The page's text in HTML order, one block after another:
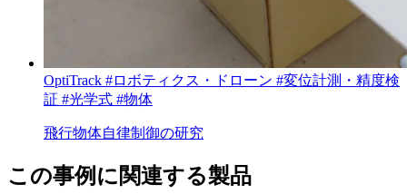
OptiTrack #ロボティクス・ドローン #変位計測・精度検
証 #光学式 #物体
飛行物体自律制御の研究
この事例に関連する製品